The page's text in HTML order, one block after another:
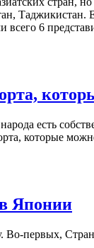
Таджикистан.
всего 6
есть
которые
Японии
Во-первых,